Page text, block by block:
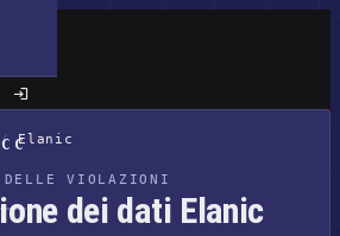
/ Elanic
DELLE VIOLAZIONI
dei dati Elanic